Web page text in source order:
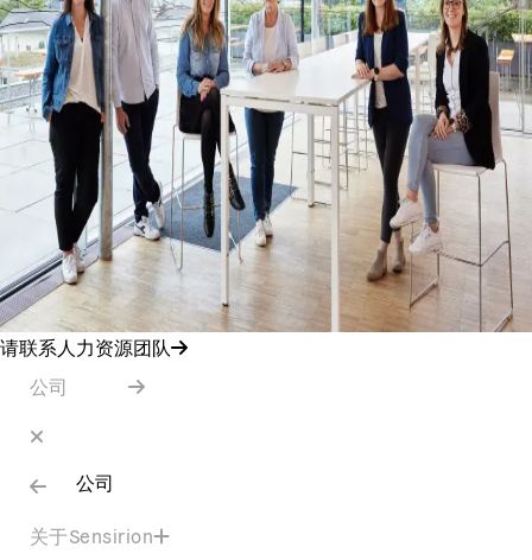
请联系人力资源团队
公司
公司
关于Sensirion